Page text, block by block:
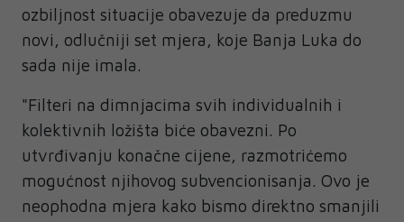
ozbiljnost situacije obavezuje da preduzmu
novi, odlučniji set mjera, koje Banja Luka do
sada nije imala.
"Filteri na dimnjacima svih individualnih i
kolektivnih ložišta biće obavezni. Po
utvrđivanju konačne cijene, razmotrićemo
mogućnost njihovog subvencionisanja. Ovo je
neophodna mjera kako bismo direktno smanjili